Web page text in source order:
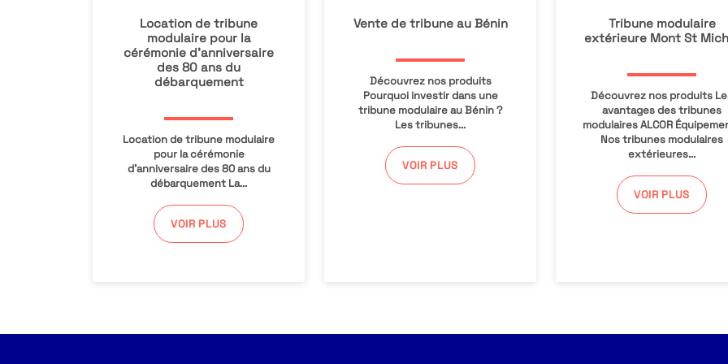
Location de tribune
modulaire pour la
cérémonie d’anniversaire
des 80 ans du
débarquement
Location de tribune modulaire
pour la cérémonie
d’anniversaire des 80 ans du
débarquement La...
VOIR PLUS
Vente de tribune au Bénin
Découvrez nos produits
Pourquoi investir dans une
tribune modulaire au Bénin ?
Les tribunes...
VOIR PLUS
Tribune modulaire
extérieure Mont St
Découvrez nos produits
avantages des tribunes
modulaires ALCOR
Nos tribunes modulaires
extérieures...
VOIR PLUS